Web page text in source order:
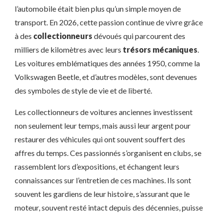
l’automobile était bien plus qu’un simple moyen de
transport. En 2026, cette passion continue de vivre grâce
à des collectionneurs dévoués qui parcourent des
milliers de kilomètres avec leurs trésors mécaniques.
Les voitures emblématiques des années 1950, comme la
Volkswagen Beetle, et d’autres modèles, sont devenues
des symboles de style de vie et de liberté.
Les collectionneurs de voitures anciennes investissent
non seulement leur temps, mais aussi leur argent pour
restaurer des véhicules qui ont souvent souffert des
affres du temps. Ces passionnés s’organisent en clubs, se
rassemblent lors d’expositions, et échangent leurs
connaissances sur l’entretien de ces machines. Ils sont
souvent les gardiens de leur histoire, s’assurant que le
moteur, souvent resté intact depuis des décennies, puisse